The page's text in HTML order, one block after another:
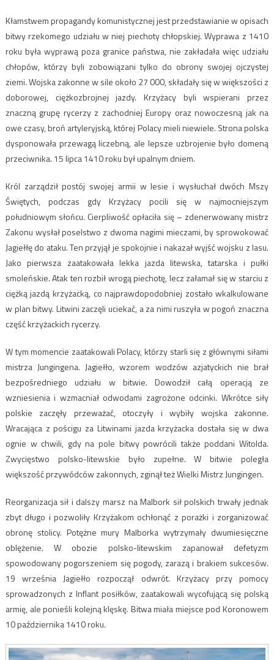
Kłamstwem propagandy komunistycznej jest przedstawianie w opisach
bitwy rzekomego udziału w niej piechoty chłopskiej. Wyprawa z 1410
roku była wyprawą poza granice państwa, nie zakładała więc udziału
chłopów, którzy byli zobowiązani tylko do obrony swojej ojczystej
ziemi. Wojska zakonne w sile około 27 000, składały się w większości z
doborowej, ciężkozbrojnej jazdy. Krzyżacy byli wspierani przez
znaczną grupę rycerzy z zachodniej Europy oraz nowoczesną jak na
owe czasy, broń artyleryjską, której Polacy mieli niewiele. Strona polska
dysponowała przewagą liczebną, ale lepsze uzbrojenie było domeną
przeciwnika. 15 lipca 1410 roku był upalnym dniem.
Król zarządził postój swojej armii w lesie i wysłuchał dwóch Mszy
Świętych, podczas gdy Krzyżacy pocili się w najmocniejszym
południowym słońcu. Cierpliwość opłaciła się – zdenerwowany mistrz
Zakonu wysłał poselstwo z dwoma nagimi mieczami, by sprowokować
Jagiełłę do ataku. Ten przyjął je spokojnie i nakazał wyjść wojsku z lasu.
Jako pierwsza zaatakowała lekka jazda litewska, tatarska i pułki
smoleńskie. Atak ten rozbił wrogą piechotę, lecz załamał się w starciu z
ciężką jazdą krzyżacką, co najprawdopodobniej zostało wkalkulowane
w plan bitwy. Litwini zaczęli uciekać, a za nimi ruszyła w pogoń znaczna
część krzyżackich rycerzy.
W tym momencie zaatakowali Polacy, którzy starli się z głównymi siłami
mistrza Jungingena. Jagiełło, wzorem wodzów azjatyckich nie brał
bezpośredniego udziału w bitwie. Dowodził całą operacją ze
wzniesienia i wzmacniał odwodami zagrożone odcinki. Wkrótce siły
polskie zaczęły przeważać, otoczyły i wybiły wojska zakonne.
Wracająca z pościgu za Litwinami jazda krzyżacka dostała się w dwa
ognie w chwili, gdy na pole bitwy powrócili także poddani Witolda.
Zwycięstwo polsko-litewskie było zupełne. W bitwie poległa
większość przywódców zakonnych, zginął też Wielki Mistrz Jungingen.
Reorganizacja sił i dalszy marsz na Malbork sił polskich trwały jednak
zbyt długo i pozwoliły Krzyżakom ochłonąć z porażki i zorganizować
obronę stolicy. Potężne mury Malborka wytrzymały dwumiesięczne
oblężenie. W obozie polsko-litewskim zapanował defetyzm
spowodowany pogorszeniem się pogody, zarazą i brakiem sukcesów.
19 września Jagiełło rozpoczął odwrót. Krzyżacy przy pomocy
sprowadzonych z Inflant posiłków, zaatakowali wycofującą się polską
armię, ale ponieśli kolejną klęskę. Bitwa miała miejsce pod Koronowem
10 października 1410 roku.